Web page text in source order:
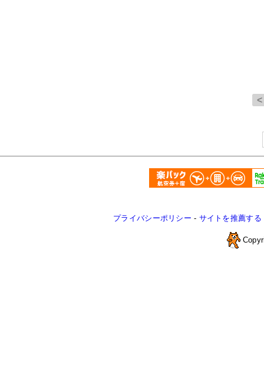
プライバシーポリシー - サイトを推薦する